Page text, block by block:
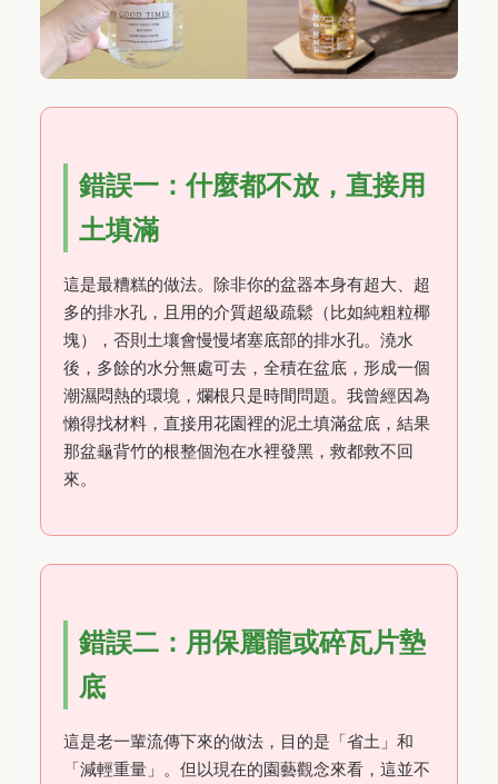
錯誤一：什麼都不放，直接用
土填滿
這是最糟糕的做法。除非你的盆器本身有超大、超
多的排水孔，且用的介質超級疏鬆（比如純粗粒椰
塊），否則土壤會慢慢堵塞底部的排水孔。澆水
後，多餘的水分無處可去，全積在盆底，形成一個
潮濕悶熱的環境，爛根只是時間問題。我曾經因為
懶得找材料，直接用花園裡的泥土填滿盆底，結果
那盆龜背竹的根整個泡在水裡發黑，救都救不回
來。
錯誤二：用保麗龍或碎瓦片墊
底
這是老一輩流傳下來的做法，目的是「省土」和
「減輕重量」。但以現在的園藝觀念來看，這並不